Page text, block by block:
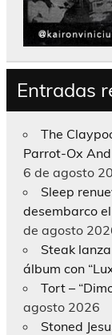
Entradas
The
Parrot-Ox
6 de agosto
Sleep
desembarco
de agosto
Steak
álbum con
Tort –
agosto 2026
Stoned